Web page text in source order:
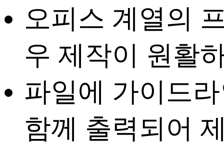
오피스 계열의
우 제작이 원활
파일에 가이드
함께 출력되어